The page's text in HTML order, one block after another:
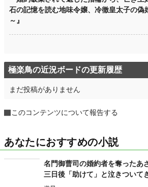
石の記憶を読む地味令嬢、冷徹皇太子の偽
～』
極楽鳥の近況ボードの更新履歴
まだ投稿がありません
このコンテンツについて報告する
あなたにおすすめの小説
名門御曹司の婚約者を奪ったあ
三日後「助けて」と泣きついて